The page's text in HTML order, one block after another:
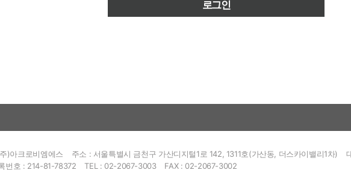
)아크로비엠에스 주소 : 서울특별시 금천구 가산디지털1로 142, 1311호(가산동, 더스카이밸리1차)
번호 : 214-81-78372
TEL : 02-2067-3003 FAX : 02-2067-3002